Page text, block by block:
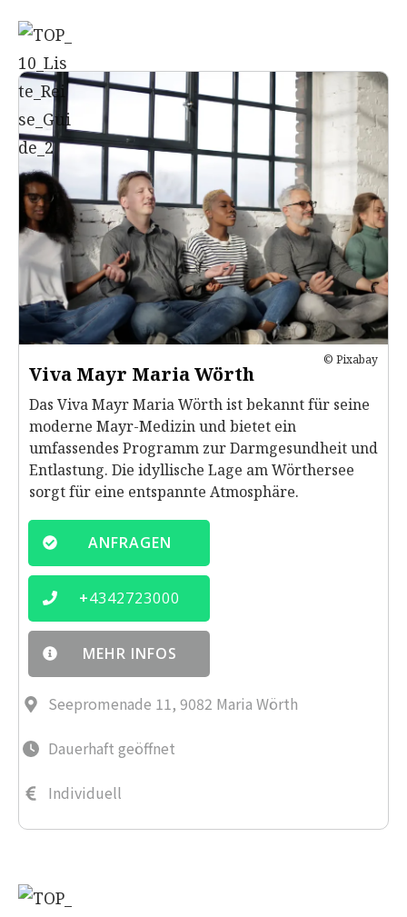
© Pixabay
Viva Mayr Maria Wörth
Das Viva Mayr Maria Wörth ist bekannt für seine
moderne Mayr-Medizin und bietet ein
umfassendes Programm zur Darmgesundheit und
Entlastung. Die idyllische Lage am Wörthersee
sorgt für eine entspannte Atmosphäre.
ANFRAGEN
+4342723000
MEHR INFOS
Seepromenade 11, 9082 Maria Wörth
Dauerhaft geöffnet
Individuell